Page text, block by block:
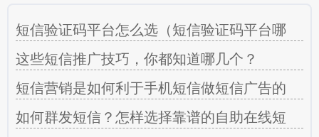
短信验证码平台怎么选（短信验证码平台哪
这些短信推广技巧，你都知道哪几个？
短信营销是如何利于手机短信做短信广告的
如何群发短信？怎样选择靠谱的自助在线短